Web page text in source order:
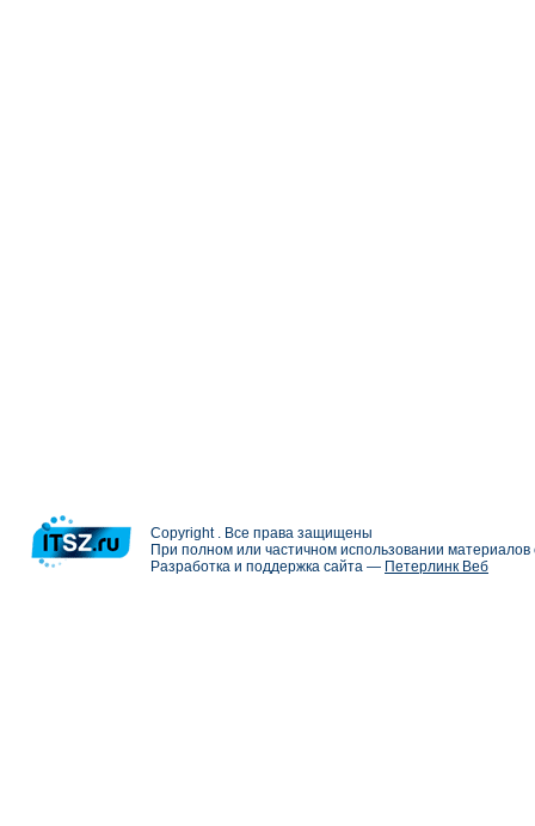
Copyright . Все права защищены
При полном или частичном использовании
Разработка и поддержка сайта — Петерлинк Веб